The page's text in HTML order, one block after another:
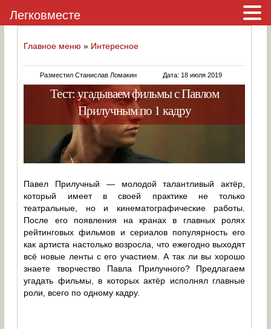
Главное меню » Интересное
Разместил Станислав Ломакин Дата: 18 июля 2019
Тест: угадываем фильмы с Павлом
Прилучным по 1 кадру
Павел Прилучный — молодой талантливый актёр,
который имеет в своей практике не только
театральные, но и кинематографические работы.
После его появления на кранах в главных ролях
рейтинговых фильмов и сериалов популярность его
как артиста настолько возросла, что ежегодно выходят
всё новые ленты с его участием. А так ли вы хорошо
знаете творчество Павла Прилучного? Предлагаем
угадать фильмы, в которых актёр исполнял главные
роли, всего по одному кадру.
Легковместе